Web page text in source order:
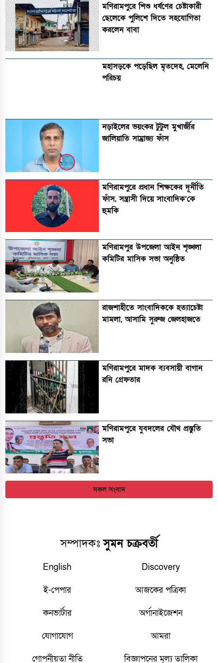
মণিরামপুরে শিশু ধর্ষণের চেষ্টাকারী
ছেলেকে পুলিশে দিতে সহযোগিতা
করলেন বাবা
মহাসড়কে পড়েছিল মৃতদেহ, মেলেনি
পরিচয়
নড়াইলের ভয়ংকর টুটুল মুখার্জীর
জালিয়াতি সাম্রাজ্য ফাঁস
মণিরামপুরে প্রধান শিক্ষকের দূর্নীতি
ফাঁস, সন্ত্রাসী দিয়ে সাংবাদিক’কে
হুমকি
মণিরামপুর উপজেলা আইন শৃঙ্খলা
কমিটির মাসিক সভা অনুষ্ঠিত‎‎
রাজশাহীতে সাংবাদিককে হত্যাচেষ্টা
মামলা, আসামি সুরুজ জেলহাজতে
মণিরামপুরে মাদক ব্যবসায়ী বাগান
রনি গ্রেফতার
মণিরামপুরে যুবদলের যৌথ প্রস্তুতি
সভা
সকল সংবাদ
সম্পাদকঃসুমন চক্রবর্তী
English Discovery
ই-পেপার আজকের পত্রিকা
কনভার্টার অর্গানাইজেশন
যোগাযোগ আমরা
গোপনীয়তা নীতি বিজ্ঞাপনের মূল্য তালিকা